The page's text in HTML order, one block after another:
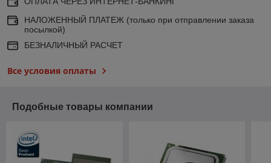
НАЛОЖЕННЫЙ ПЛАТЕЖ (только при отправлении заказа
посылкой)
БЕЗНАЛИЧНЫЙ РАСЧЕТ
Все условия оплаты
Подобные товары компании